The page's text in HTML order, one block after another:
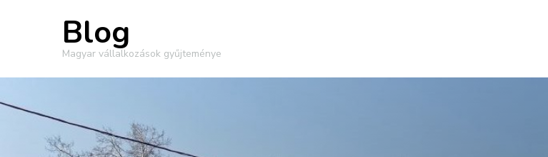
Blog
Magyar vállalkozások gyűjteménye